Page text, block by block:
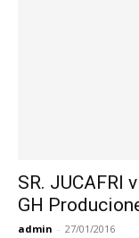
SR. JUCAFRI
GH
admin - 27/01/2016